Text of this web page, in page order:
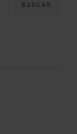
BUSCAR